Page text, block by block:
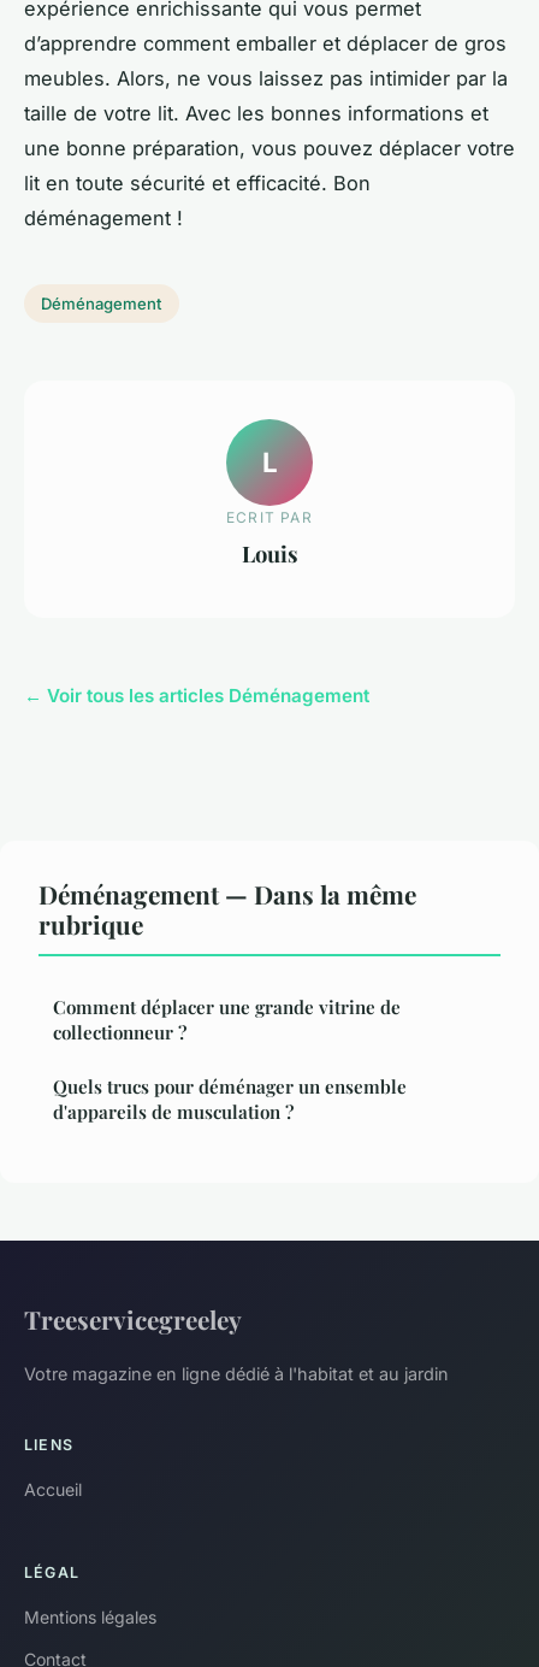
expérience enrichissante qui vous permet
d’apprendre comment emballer et déplacer de gros
meubles. Alors, ne vous laissez pas intimider par la
taille de votre lit. Avec les bonnes informations et
une bonne préparation, vous pouvez déplacer votre
lit en toute sécurité et efficacité. Bon
déménagement !
Déménagement
L
ECRIT PAR
Louis
← Voir tous les articles Déménagement
Déménagement — Dans la même
rubrique
Comment déplacer une grande vitrine de
collectionneur ?
Quels trucs pour déménager un ensemble
d'appareils de musculation ?
Treeservicegreeley
Votre magazine en ligne dédié à l'habitat et au jardin
LIENS
Accueil
LÉGAL
Mentions légales
Contact